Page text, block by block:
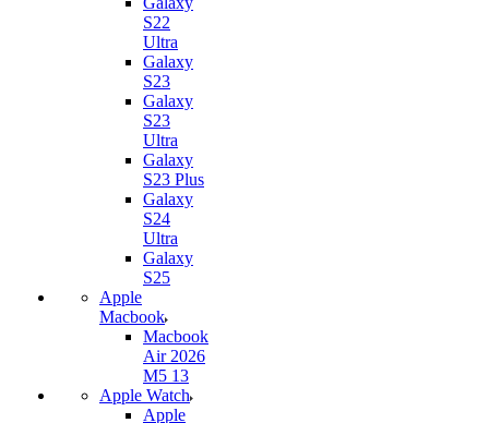
S22
Ultra
Galaxy
S23
Galaxy
S23
Ultra
Galaxy
S23 Plus
Galaxy
S24
Ultra
Galaxy
S25
Apple
Macbook
Macbook
Air 2026
M5 13
Apple Watch
Apple